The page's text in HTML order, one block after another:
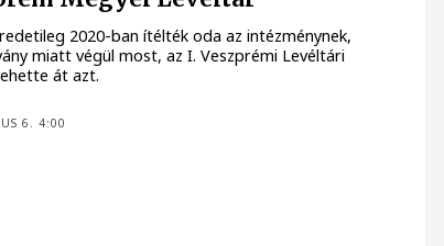
2020-ban ítélték oda az intézménynek,
miatt végül most, az I. Veszprémi Levéltári
át azt.
6. 4:00